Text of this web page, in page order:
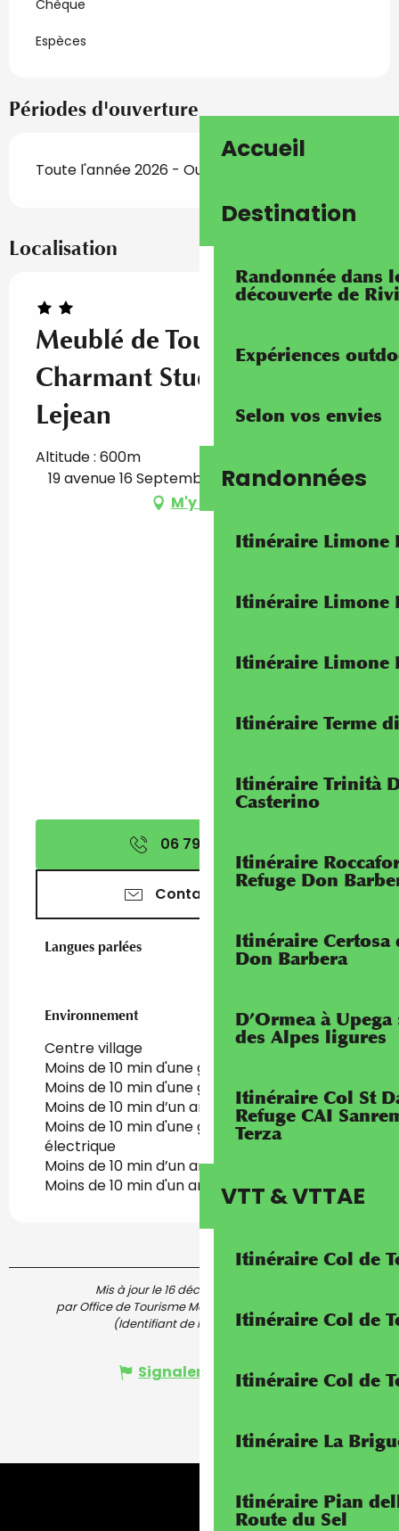
Accueil
Destination
Randonnée dans
découverte de
Expériences
Selon vos envies
Randonnées
Itinéraire Limone
Itinéraire Limone
Itinéraire Limone
Itinéraire Terme
Itinéraire Trinità
Casterino
Itinéraire
Refuge Don
Itinéraire Certosa
Don Barbera
D’Ormea à
des Alpes ligures
Itinéraire Col St
Refuge CAI
Terza
VTT & VTTAE
Itinéraire Col de
Itinéraire Col de
Itinéraire Col de
Itinéraire La
Itinéraire Pian
Route du Sel
Chèque
Espèces
Périodes d'ouverture
Toute l'année 2026 - Ouvert tous les jours
Localisation
Meublé de Tourisme -
Charmant Studio - Gilles
Lejean
Altitude : 600m
19 avenue 16 Septembre 1947, 06430 Tende
M'y rendre
06 79 89 09
Contactez-nous
Langues parlées
Langues parlées
Environnement
Environnement
Centre village
Moins de 10 min d'une gare SNCF à pied
Moins de 10 min d'une gare SNCF en voiture
Moins de 10 min d’un arrêt de bus à vélo
Moins de 10 min d'une gare SNCF à vélo
électrique
Moins de 10 min d’un arrêt de bus à pied
Moins de 10 min d'un arrêt de bus en voiture
Mis à jour le 16 décembre 2025 à 16:10
par Office de Tourisme Menton, Riviera & Merveilles
(Identifiant de l'offre : 4931804)
Signaler une erreur